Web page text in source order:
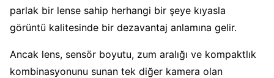
parlak bir lense sahip herhangi bir şeye kıyasla
görüntü kalitesinde bir dezavantaj anlamına gelir.
Ancak lens, sensör boyutu, zum aralığı ve kompaktlık
kombinasyonunu sunan tek diğer kamera olan